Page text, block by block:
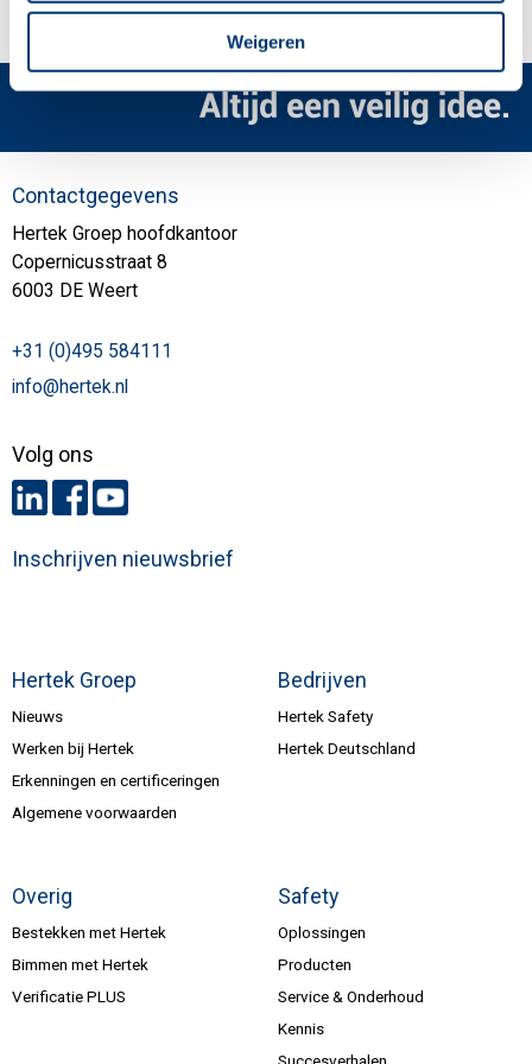
Weigeren
Hertek Groep
Nieuws
Werken bij Hertek
Erkenningen en certificeringen
Algemene voorwaarden
Bedrijven
Hertek Safety
Hertek Deutschland
Overig
Bestekken met Hertek
Bimmen met Hertek
Verificatie PLUS
Safety
Oplossingen
Producten
Service & Onderhoud
Kennis
Contactgegevens
Hertek Groep hoofdkantoor
Copernicusstraat 8
6003 DE Weert
+31 (0)495 584111
info@hertek.nl
Volg ons
Inschrijven nieuwsbrief